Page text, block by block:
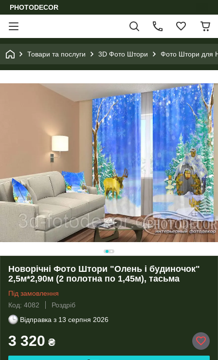
PHOTODECOR
Товари та послуги 3D Фото Штори Фото Штори для
Новорічні Фото Штори "Олень і будиночок"
2,5м*2,90м (2 полотна по 1,45м), тасьма
Під замовлення
Код: 4082
Роздріб
Відправка з 13 серпня 2026
3 320 ₴